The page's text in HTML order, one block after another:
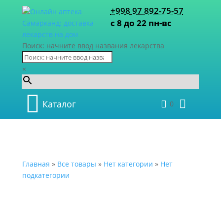
+998 97 892-75-57
с 8 до 22 пн-вс
Поиск: начните ввод названия лекарства
×
Каталог 0
Главная » Все товары » Нет категории » Нет
подкатегории